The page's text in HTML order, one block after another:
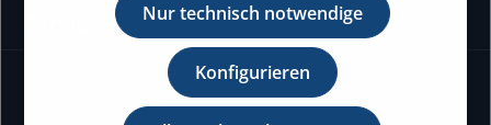
Nur technisch notwendige
Konfigurieren